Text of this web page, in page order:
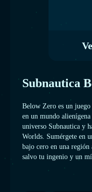
Subnautica
Below Zero es un juego
en un mundo
universo Subnautica y
Worlds. Sumérgete en
bajo cero en una
salvo tu ingenio y un
emprenderás una